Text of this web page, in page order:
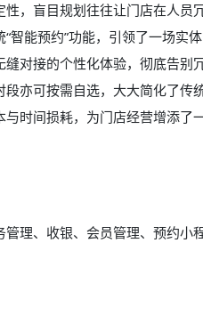
，盲目规划往往让门店在人
智能预约”功能，引领了一场实
对接的个性化体验，彻底告
亦可按需自选，大大简化了
时间损耗，为门店经营增添了
管理、收银、会员管理、预约小